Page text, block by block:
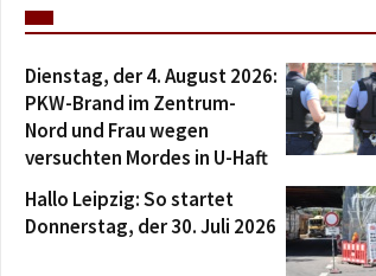
Dienstag, der 4. August 2026:
PKW-Brand im Zentrum-
Nord und Frau wegen
versuchten Mordes in U-Haft
Hallo Leipzig: So startet
Donnerstag, der 30. Juli 2026